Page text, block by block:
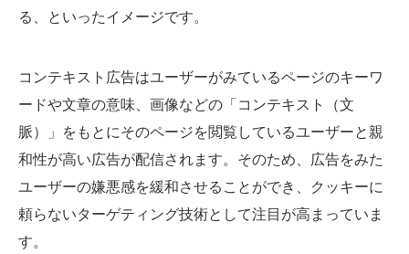
る、といったイメージです。
コンテキスト広告はユーザーがみているページのキーワ
ードや文章の意味、画像などの「コンテキスト（文
脈）」をもとにそのページを閲覧しているユーザーと親
和性が高い広告が配信されます。そのため、広告をみた
ユーザーの嫌悪感を緩和させることができ、クッキーに
頼らないターゲティング技術として注目が高まっていま
す。